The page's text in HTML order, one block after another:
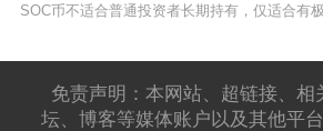
免责声明：本网站、超链接、相
坛、博客等媒体账户以及其他平